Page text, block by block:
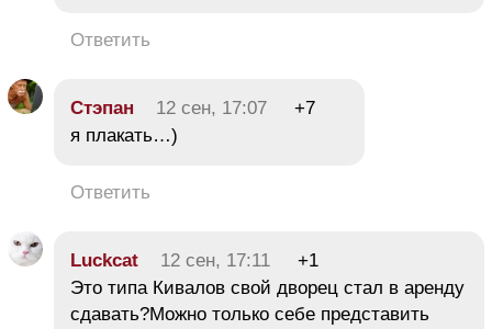
Ответить
Стэпан 12 сен, 17:07
+7
я плакать…)
Ответить
Luckcat 12 сен, 17:11
+1
Это типа Кивалов свой дворец стал в аренду
сдавать?Можно только себе представить